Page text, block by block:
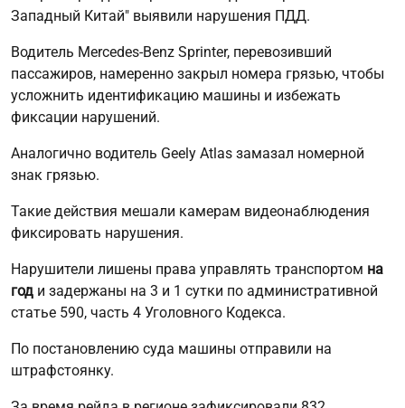
Западный Китай" выявили нарушения ПДД.
Водитель Mercedes-Benz Sprinter, перевозивший
пассажиров, намеренно закрыл номера грязью, чтобы
усложнить идентификацию машины и избежать
фиксации нарушений.
Аналогично водитель Geely Atlas замазал номерной
знак грязью.
Такие действия мешали камерам видеонаблюдения
фиксировать нарушения.
Нарушители лишены права управлять транспортом на
год и задержаны на 3 и 1 сутки по административной
статье 590, часть 4 Уголовного Кодекса.
По постановлению суда машины отправили на
штрафстоянку.